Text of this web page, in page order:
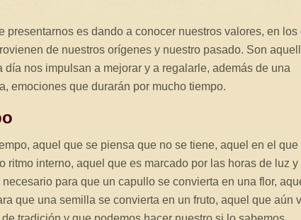
presentarnos es dando a conocer nuestros valores, en los
de nuestros orígenes y nuestro pasado. Son
día nos impulsan a mejorar y a regalarle, además de una
emociones que durarán por mucho tiempo.
aquel que se piensa que no se tiene, aquel en el que
ritmo interno, aquel que es marcado por las horas de luz y
para que un capullo se convierta en una flor,
que una semilla se convierta en un fruto, aquel que aún